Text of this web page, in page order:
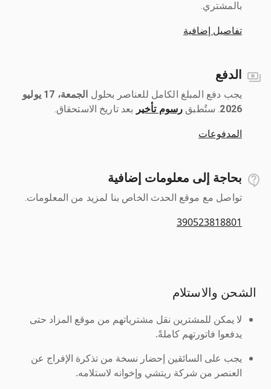
بالمشتري.
تفاصيل إضافية
الدفع
يجب دفع المبلغ الكامل للعناصر بحلول ‎
الجمعة، 17 يوليو
2026
رسوم تأخير بعد تاريخ الاستحقاق.
المدفوعات
بحاجة إلى معلومات إضافية
تواصل مع موقع الحدث الخاص بنا لمزيد من المعلومات.
390523818801
الشحن والاستلام
لا يمكن للمشترين نقل مشترياتهم من موقع المزاد حتى
يدفعوا فاتورتهم كاملةً.
يجب على السائقين إحضار نسخة من تذكرة الإفراج عن
العنصر من شركة ريتشي وإخوانه لاستلامه.